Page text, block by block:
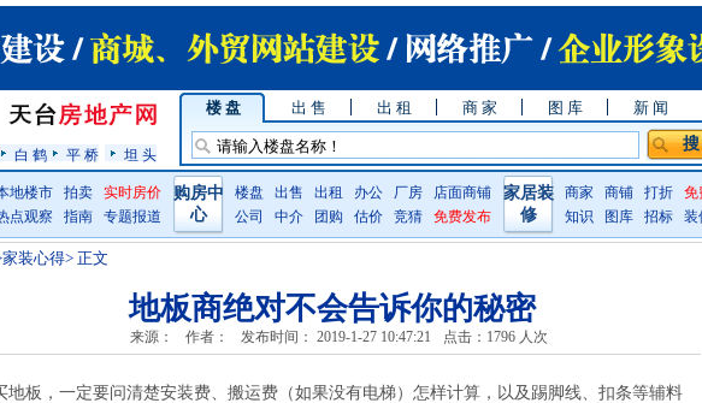
白 鹤 平 桥 坦 头
楼 盘 出 售 出 租 商 家 图 库 新 闻
地楼市 拍卖
实时房价
点观察
指南 专题报道
购房中
心
楼盘 出售 出租 办公 厂房
店面商铺
公司
中介 团购 估价 竞猜 免费发布
家居装
修
商家 商铺 打折
免
知识
图库 招标 装
家装心得> 正文
地板商绝对不会告诉你的秘密
来源： 作者： 发布时间： 2019-1-27 10:47:21 点击： 1796 人次
地板，一定要问清楚安装费、搬运费（如果没有电梯）怎样计算，以及踢脚线、扣条等辅料